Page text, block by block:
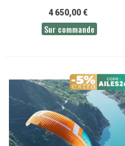
4 650,00 €
Sur commande